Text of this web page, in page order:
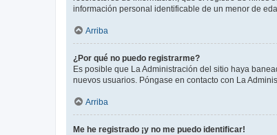
información personal identificable de un menor de
Arriba
¿Por qué no puedo registrarme?
Es posible que La Administración del sitio haya
nuevos usuarios. Póngase en contacto con La
Arriba
Me he registrado ¡y no me puedo identificar!